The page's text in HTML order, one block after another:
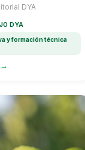
DYA
DYA
y formación técnica
→